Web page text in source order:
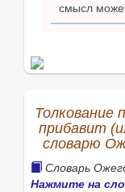
смысл
Толкование
прибавит
словарю
Словарь
Нажмите на